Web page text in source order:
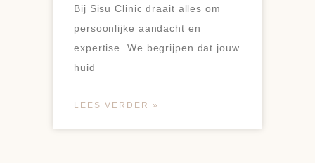
Bij Sisu Clinic draait alles om
persoonlijke aandacht en
expertise. We begrijpen dat jouw
huid
LEES VERDER »